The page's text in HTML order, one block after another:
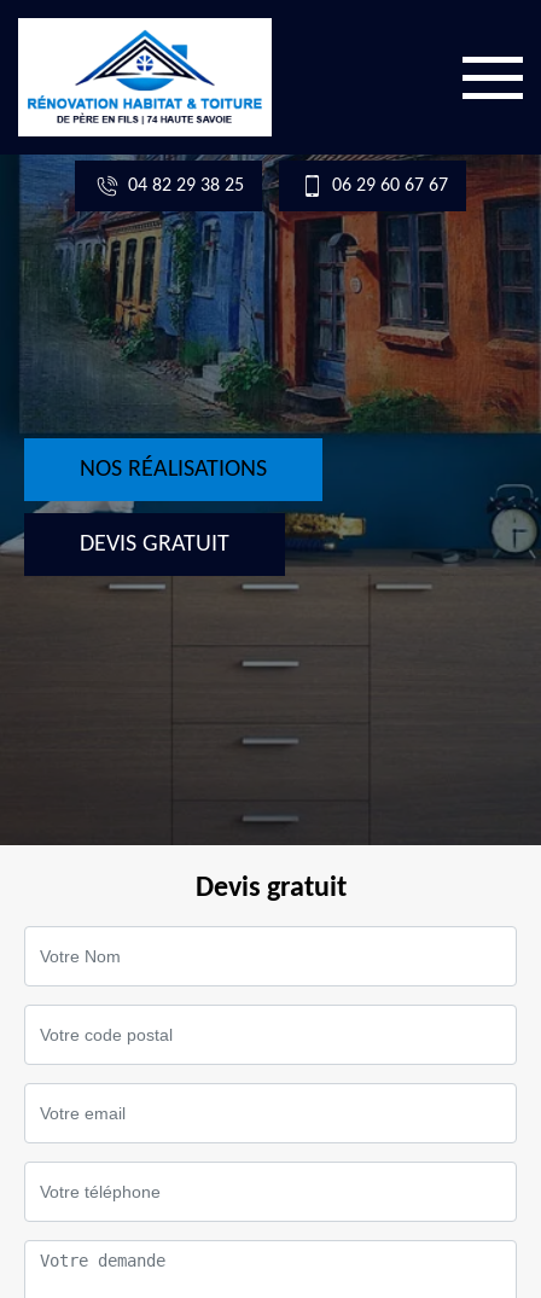
04 82 29 38 25 06 29 60 67 67
NOS RÉALISATIONS
DEVIS GRATUIT
Devis gratuit